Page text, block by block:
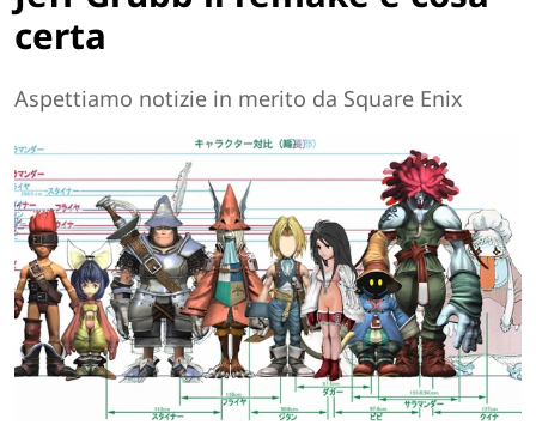
certa
Aspettiamo notizie in merito da Square Enix